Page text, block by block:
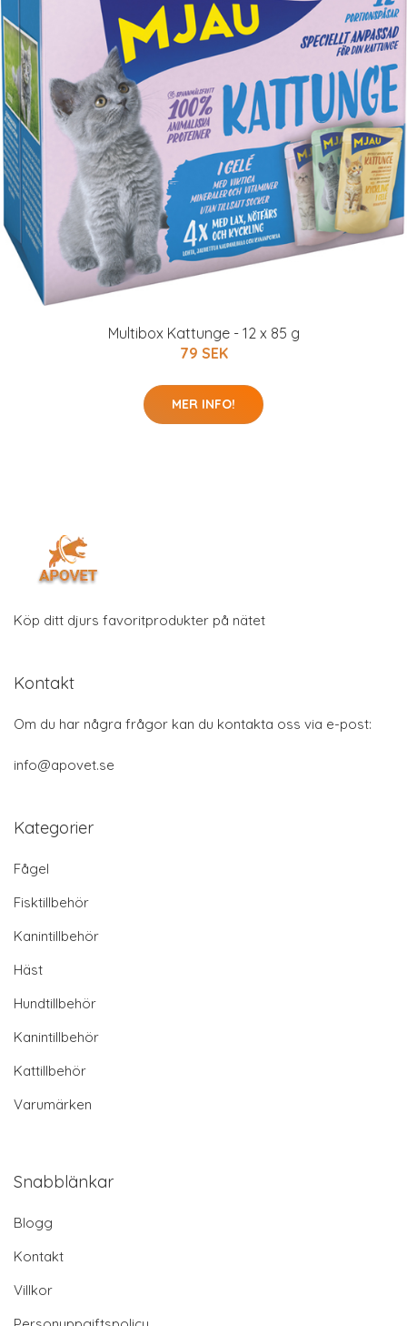
Multibox Kattunge - 12 x 85 g
79 SEK
MER INFO!
Köp ditt djurs favoritprodukter på nätet
Kontakt
Om du har några frågor kan du kontakta oss via e-post:
info@apovet.se
Kategorier
Fågel
Fisktillbehör
Kanintillbehör
Häst
Hundtillbehör
Kanintillbehör
Kattillbehör
Varumärken
Snabblänkar
Blogg
Kontakt
Villkor